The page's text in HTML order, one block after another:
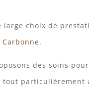
large choix de
Carbonne.
des soins
particulièrement